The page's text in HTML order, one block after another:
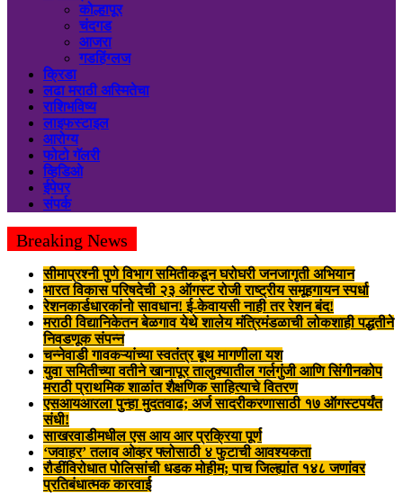
कोल्हापूर
चंदगड
आजरा
गडहिंग्लज
क्रिडा
लढा मराठी अस्मितेचा
राशिभविष्य
लाइफस्टाइल
आरोग्य
फोटो गॅलरी
व्हिडिओ
ईपेपर
संपर्क
Breaking News
सीमाप्रश्नी पुणे विभाग समितीकडून घरोघरी जनजागृती अभियान
भारत विकास परिषदेची २३ ऑगस्ट रोजी राष्ट्रीय समूहगायन स्पर्धा
रेशनकार्डधारकांनो सावधान! ई-केवायसी नाही तर रेशन बंद!
मराठी विद्यानिकेतन बेळगाव येथे शालेय मंत्रिमंडळाची लोकशाही पद्धतीने
निवडणूक संपन्न
चन्नेवाडी गावकऱ्यांच्या स्वतंत्र बूथ मागणीला यश
युवा समितीच्या वतीने खानापूर तालुक्यातील गर्लगुंजी आणि सिंगीनकोप
मराठी प्राथमिक शाळांत शैक्षणिक साहित्याचे वितरण
एसआयआरला पुन्हा मुदतवाढ; अर्ज सादरीकरणासाठी १७ ऑगस्टपर्यंत
संधी!
साखरवाडीमधील एस आय आर प्रक्रिया पूर्ण
‘जवाहर’ तलाव ओव्हर फ्लोसाठी ४ फुटाची आवश्यकता
रौडींविरोधात पोलिसांची धडक मोहीम; पाच जिल्ह्यांत १४८ जणांवर
प्रतिबंधात्मक कारवाई